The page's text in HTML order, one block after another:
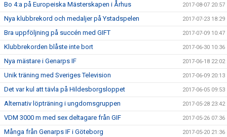
Bo 4:a på Europeiska Mästerskapen i Århus 2017-08-07 20:57
Nya klubbrekord och medaljer på Ystadspelen 2017-07-23 18:29
Bra uppföljning på succén med GIFT 2017-07-09 10:47
Klubbrekorden blåste inte bort 2017-06-30 10:36
Nya mästare i Genarps IF 2017-06-18 22:02
Unik träning med Sveriges Television 2017-06-09 20:13
Det var kul att tävla på Hildesborgsloppet 2017-06-05 09:53
Alternativ löpträning i ungdomsgruppen 2017-05-28 23:42
VDM 3000 m med sex deltagare från GIF 2017-05-26 07:36
Många från Genarps IF i Göteborg 2017-05-20 21:36